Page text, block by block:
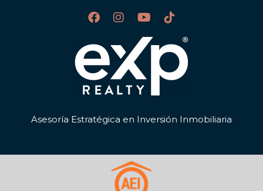
Asesoría Estratégica en Inversión Inmobiliaria